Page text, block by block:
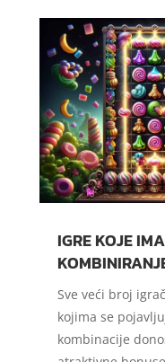
IGRE KOJE
Sve veći broj
kojima se
kombinacije